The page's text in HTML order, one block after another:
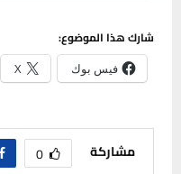
شارك هذا الموضوع:
فيس بوك X
مشاركة 0